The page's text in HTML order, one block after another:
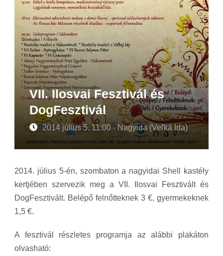
VII. Ilosvai Fesztivál és
DogFesztivál
2014 július 5. 11:00 - Nagyida (Veľká Ida)
2014. július 5-én, szombaton a nagyidai Shell kastély
kertjében szervezik meg a VII. Ilosvai Fesztivált és
DogFesztivált. Belépő felnőtteknek 3 €, gyermekeknek
1,5 €.
A fesztivál részletes programja az alábbi plakáton
olvasható: